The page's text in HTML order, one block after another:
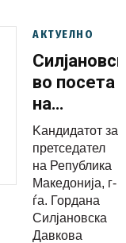
АКТУЕЛНО
во посета
на
Сопиште:
Во
има име
Заевизам,
Kандидатот за
претседател
на Република
Македонија, г-
ѓа. Гордана
Силјановска
Давкова